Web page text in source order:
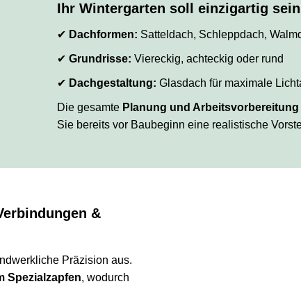
Ihr Wintergarten soll einzigartig
✔ Dachformen: Satteldach, Schleppdach,
✔ Grundrisse: Viereckig, achteckig oder rund
✔ Dachgestaltung: Glasdach für maximale
Die gesamte Planung und
Sie bereits vor Baubeginn eine realistische
&
Präzision aus.
Spezialzapfen, wodurch